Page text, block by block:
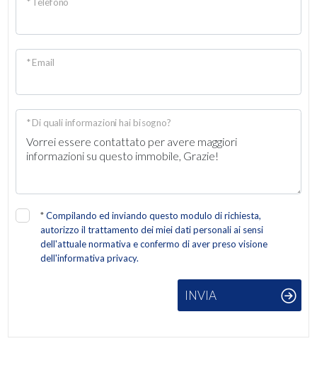
* Email
* Di quali informazioni hai bisogno?
*Compilando ed inviando questo modulo di richiesta,
autorizzo il trattamento dei miei dati personali ai sensi
dell'attuale normativa e confermo di aver preso visione
dell'informativa privacy.
INVIA
Posto auto/Box
Balcone/Terrazzo
Ascensore
Nuova costruzione
Lusso